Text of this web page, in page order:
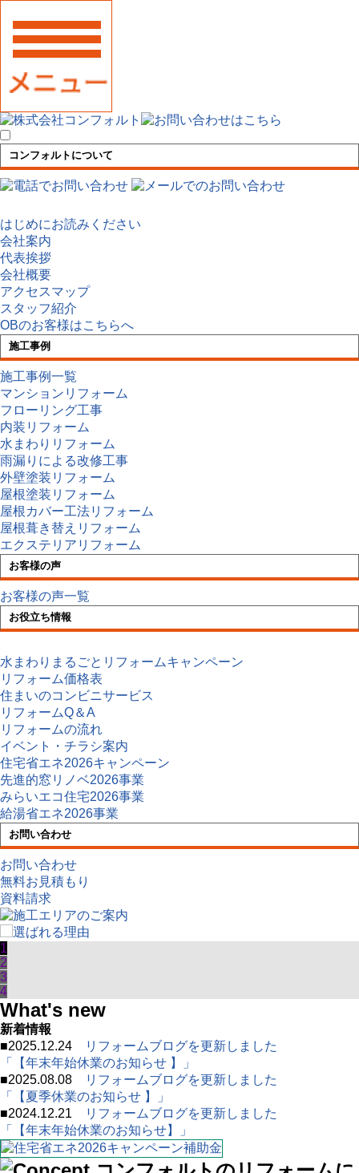
コンフォルトについて
はじめにお読みください
会社案内
代表挨拶
会社概要
アクセスマップ
スタッフ紹介
OBのお客様はこちらへ
施工事例
施工事例一覧
マンションリフォーム
フローリング工事
内装リフォーム
水まわりリフォーム
雨漏りによる改修工事
外壁塗装リフォーム
屋根塗装リフォーム
屋根カバー工法リフォーム
屋根葺き替えリフォーム
エクステリアリフォーム
お客様の声
お客様の声一覧
お役立ち情報
水まわりまるごとリフォームキャンペーン
リフォーム価格表
住まいのコンビニサービス
リフォームQ＆A
リフォームの流れ
イベント・チラシ案内
住宅省エネ2026キャンペーン
先進的窓リノベ2026事業
みらいエコ住宅2026事業
給湯省エネ2026事業
お問い合わせ
お問い合わせ
無料お見積もり
資料請求
1
2
3
4
What's new
新着情報
■2025.12.24
リフォームブログを更新しました
「【年末年始休業のお知らせ 】」
■2025.08.08
リフォームブログを更新しました
「【夏季休業のお知らせ 】」
■2024.12.21
リフォームブログを更新しました
「【年末年始休業のお知らせ】」